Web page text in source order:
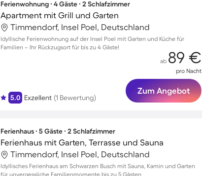
Ferienwohnung ∙ 4 Gäste ∙ 2 Schlafzimmer
Apartment mit Grill und Garten
Timmendorf, Insel Poel, Deutschland
Idyllische Ferienwohnung auf der Insel Poel mit Garten und Küche für
Familien – Ihr Rückzugsort für bis zu 4 Gäste!
5.0 Exzellent (1 Bewertung)
ab 89 €
pro Nacht
Zum Angebot
Ferienhaus ∙ 5 Gäste ∙ 2 Schlafzimmer
Ferienhaus mit Garten, Terrasse und Sauna
Timmendorf, Insel Poel, Deutschland
Idyllisches Ferienhaus am Schwarzen Busch mit Sauna, Kamin und Garten
für unvergessliche Familienmomente bis zu 5 Gästen